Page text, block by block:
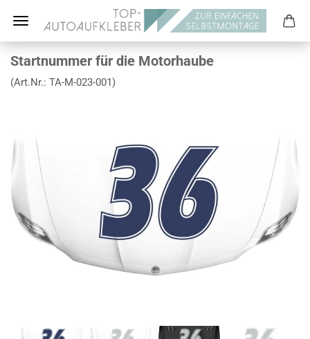
Startnummer für die Motorhaube
(Art.Nr.: TA-M-023-001)